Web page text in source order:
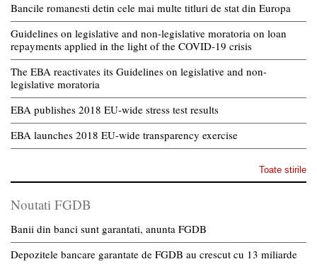
Bancile romanesti detin cele mai multe titluri de stat din Europa
Guidelines on legislative and non-legislative moratoria on loan
repayments applied in the light of the COVID-19 crisis
The EBA reactivates its Guidelines on legislative and non-
legislative moratoria
EBA publishes 2018 EU-wide stress test results
EBA launches 2018 EU-wide transparency exercise
Toate stirile
Noutati FGDB
Banii din banci sunt garantati, anunta FGDB
Depozitele bancare garantate de FGDB au crescut cu 13 miliarde